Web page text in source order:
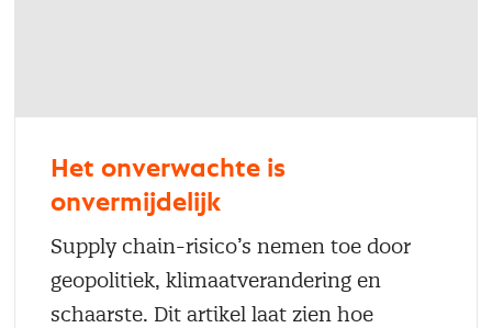
Het onverwachte is
onvermijdelijk
Supply chain-risico’s nemen toe door
geopolitiek, klimaatverandering en
schaarste. Dit artikel laat zien hoe